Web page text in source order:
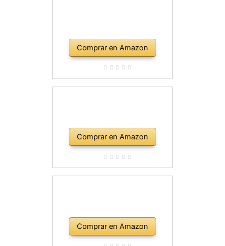
Comprar en Amazon
Comprar en Amazon
Comprar en Amazon